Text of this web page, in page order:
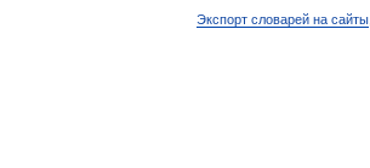
Экспорт словарей на сайты